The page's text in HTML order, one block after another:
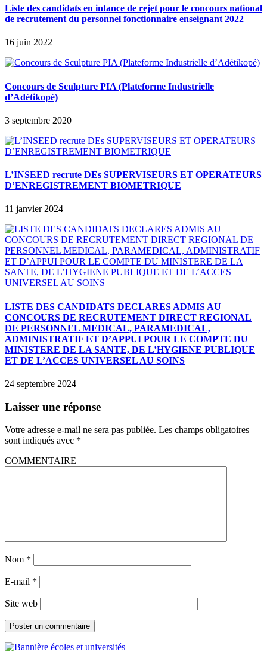
Liste des candidats en intance de rejet pour le concours national
de recrutement du personnel fonctionnaire enseignant 2022
16 juin 2022
Concours de Sculpture PIA (Plateforme Industrielle
d’Adétikopé)
3 septembre 2020
L’INSEED recrute DEs SUPERVISEURS ET OPERATEURS
D’ENREGISTREMENT BIOMETRIQUE
11 janvier 2024
LISTE DES CANDIDATS DECLARES ADMIS AU
CONCOURS DE RECRUTEMENT DIRECT REGIONAL
DE PERSONNEL MEDICAL, PARAMEDICAL,
ADMINISTRATIF ET D’APPUI POUR LE COMPTE DU
MINISTERE DE LA SANTE, DE L’HYGIENE PUBLIQUE
ET DE L’ACCES UNIVERSEL AU SOINS
24 septembre 2024
Laisser une réponse
Votre adresse e-mail ne sera pas publiée. Les champs obligatoires
sont indiqués avec *
COMMENTAIRE
Nom *
E-mail *
Site web